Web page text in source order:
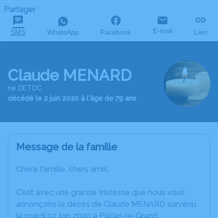
Partager
SMS WhatsApp Facebook E-mail Lien
Claude MENARD
né DETOC
décédé le 2 juin 2020 à l'âge de 79 ans
Message de la famille
Chère famille, chers amis,
C’est avec une grande tristesse que nous vous
annonçons le décès de Claude MENARD survenu
le mardi 02 juin 2020 à Plélan-le-Grand.